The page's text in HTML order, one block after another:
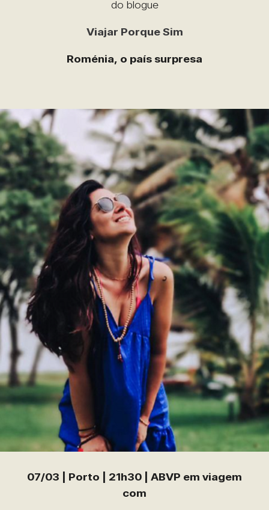
do blogue
Viajar Porque Sim
Roménia, o país surpresa
07/03 | Porto | 21h30 | ABVP em viagem
com